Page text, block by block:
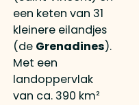
een keten van 31
kleinere eilandjes
(de Grenadines).
Met een
landoppervlak
van ca. 390 km²